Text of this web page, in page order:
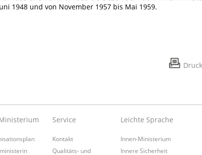
1948 und von November 1957 bis Mai 1959.
Service
Kontakt
Qualitäts- und
Leichte Sprache
Innen-Ministerium
Innere Sicherheit